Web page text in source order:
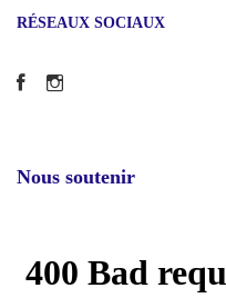
RÉSEAUX SOCIAUX
Facebook
Instagram
Nous soutenir